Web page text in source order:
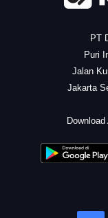
PT
Puri
Jalan
Jakarta